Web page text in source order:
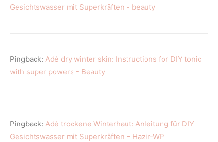
Gesichtswasser mit Superkräften - beauty
Pingback: Adé dry winter skin: Instructions for DIY tonic
with super powers - Beauty
Pingback: Adé trockene Winterhaut: Anleitung für DIY
Gesichtswasser mit Superkräften – Hazir-WP